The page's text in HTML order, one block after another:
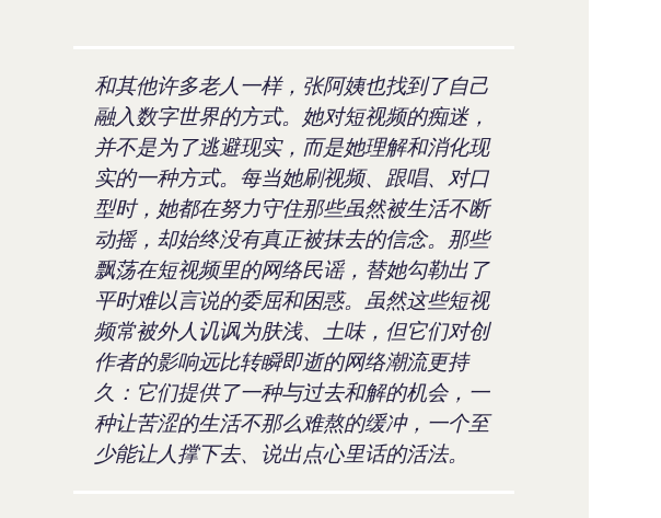
和其他许多老人一样，张阿姨也找到了自己
融入数字世界的方式。她对短视频的痴迷，
并不是为了逃避现实，而是她理解和消化现
实的一种方式。每当她刷视频、跟唱、对口
型时，她都在努力守住那些虽然被生活不断
动摇，却始终没有真正被抹去的信念。那些
飘荡在短视频里的网络民谣，替她勾勒出了
平时难以言说的委屈和困惑。虽然这些短视
频常被外人讥讽为肤浅、土味，但它们对创
作者的影响远比转瞬即逝的网络潮流更持
久：它们提供了一种与过去和解的机会，一
种让苦涩的生活不那么难熬的缓冲，一个至
少能让人撑下去、说出点心里话的活法。